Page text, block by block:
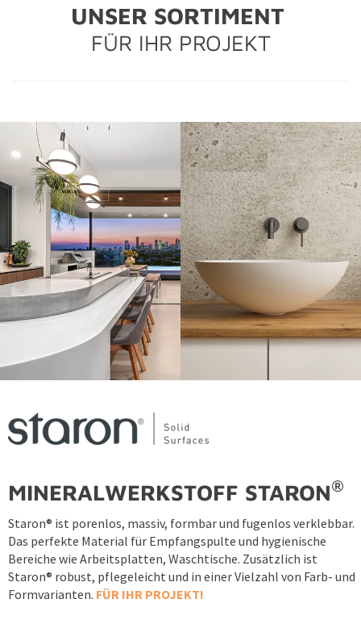
UNSER SORTIMENT
FÜR IHR PROJEKT
MINERALWERKSTOFF STARON®
Staron® ist porenlos, massiv, formbar und fugenlos verklebbar.
Das perfekte Material für Empfangspulte und hygienische
Bereiche wie Arbeitsplatten, Waschtische. Zusätzlich ist
Staron® robust, pflegeleicht und in einer Vielzahl von Farb- und
Formvarianten. FÜR IHR PROJEKT!